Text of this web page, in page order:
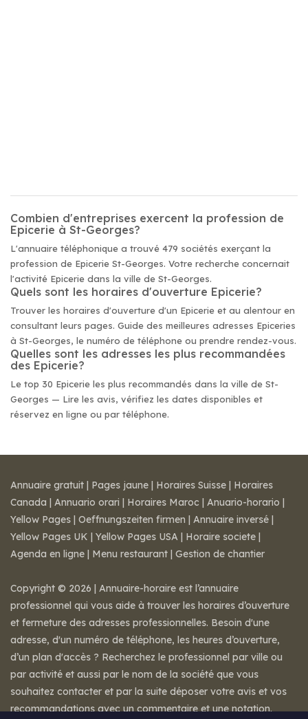
Combien d'entreprises exercent la profession de
Epicerie à St-Georges?
L'annuaire téléphonique a trouvé 479 sociétés exerçant la
profession de Epicerie St-Georges. Votre recherche concernait
l'activité Epicerie dans la ville de St-Georges.
Quels sont les horaires d'ouverture Epicerie?
Trouver les horaires d'ouverture d'un Epicerie et au alentour en
consultant leurs pages. Guide des meilleures adresses Epiceries
à St-Georges, le numéro de téléphone ou prendre rendez-vous.
Quelles sont les adresses les plus recommandées
des Epicerie?
Le top 30 Epicerie les plus recommandés dans la ville de St-
Georges — Lire les avis, vérifiez les dates disponibles et
réservez en ligne ou par téléphone.
Annuaire gratuit | Pages jaune | Horaires Suisse | Horaires
Canada | Annuario orari | Horaires Maroc | Anuario-horario |
Yellow Pages | Oeffnungszeiten firmen | Annuaire inversé |
Yellow Pages UK | Yellow Pages USA | Horaire societe |
Agenda en ligne | Menu restaurant | Gestion de chantier
Copyright © 2026 | Annuaire-horaire est l’annuaire
professionnel qui vous aide à trouver les horaires d’ouverture
et fermeture des adresses professionnelles. Besoin d'une
adresse, d'un numéro de téléphone, les heures d’ouverture,
d’un plan d'accès ? Recherchez le professionnel par ville ou
par activité et aussi par le nom de la société que vous
souhaitez contacter et par la suite déposer votre avis et vos
recommandations avec un commentaire et une notation.